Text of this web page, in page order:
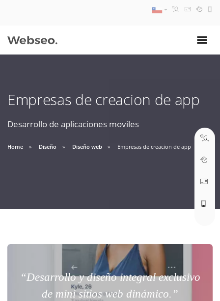
Empresas de creacion de app
Desarrollo de aplicaciones moviles
Home Diseño Diseño web Empresas de creacion de app
“Desarrollo y diseño integral exclusivo
de mini sitios web dinámico.”
09:30 AM A 18:30 PM
soporte@webseo.cl